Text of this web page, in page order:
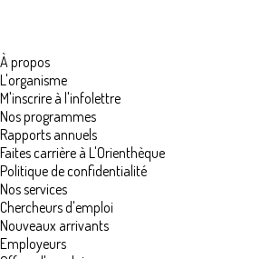
À propos
L'organisme
M'inscrire à l'infolettre
Nos programmes
Rapports annuels
Faites carrière à L'Orienthèque
Politique de confidentialité
Nos services
Chercheurs d'emploi
Nouveaux arrivants
Employeurs